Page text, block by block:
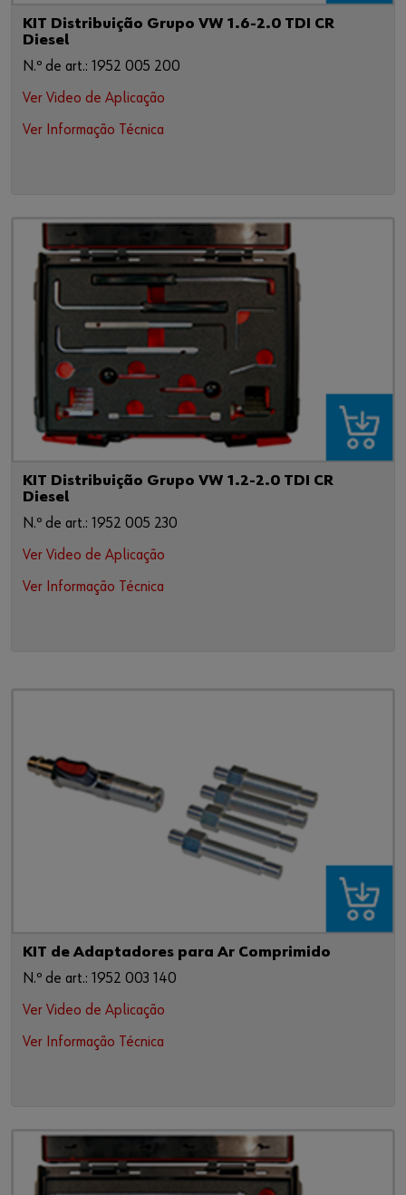
KIT Distribuição Grupo VW 1.6-2.0 TDI CR
Diesel
N.º de art.: 1952 005 200
Ver Video de Aplicação
Ver Informação Técnica
KIT Distribuição Grupo VW 1.2-2.0 TDI CR
Diesel
N.º de art.: 1952 005 230
Ver Video de Aplicação
Ver Informação Técnica
KIT de Adaptadores para Ar Comprimido
N.º de art.: 1952 003 140
Ver Video de Aplicação
Ver Informação Técnica